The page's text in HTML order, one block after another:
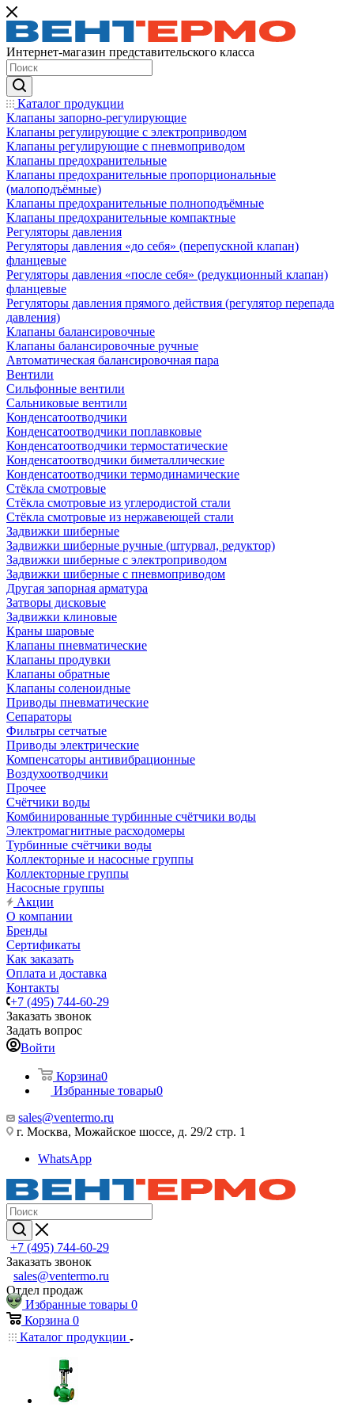
Интернет-магазин представительского класса
Каталог продукции
Клапаны запорно-регулирующие
Клапаны регулирующие с электроприводом
Клапаны регулирующие с пневмоприводом
Клапаны предохранительные
Клапаны предохранительные пропорциональные
(малоподъёмные)
Клапаны предохранительные полноподъёмные
Клапаны предохранительные компактные
Регуляторы давления
Регуляторы давления «до себя» (перепускной клапан)
фланцевые
Регуляторы давления «после себя» (редукционный клапан)
фланцевые
Регуляторы давления прямого действия (регулятор перепада
давления)
Клапаны балансировочные
Клапаны балансировочные ручные
Автоматическая балансировочная пара
Вентили
Сильфонные вентили
Сальниковые вентили
Конденсатоотводчики
Конденсатоотводчики поплавковые
Конденсатоотводчики термостатические
Конденсатоотводчики биметаллические
Конденсатоотводчики термодинамические
Стёкла смотровые
Стёкла смотровые из углеродистой стали
Стёкла смотровые из нержавеющей стали
Задвижки шиберные
Задвижки шиберные ручные (штурвал, редуктор)
Задвижки шиберные с электроприводом
Задвижки шиберные с пневмоприводом
Другая запорная арматура
Затворы дисковые
Задвижки клиновые
Краны шаровые
Клапаны пневматические
Клапаны продувки
Клапаны обратные
Клапаны соленоидные
Приводы пневматические
Сепараторы
Фильтры сетчатые
Приводы электрические
Компенсаторы антивибрационные
Воздухоотводчики
Прочее
Счётчики воды
Комбинированные турбинные счётчики воды
Электромагнитные расходомеры
Турбинные счётчики воды
Коллекторные и насосные группы
Коллекторные группы
Насосные группы
Акции
О компании
Бренды
Сертификаты
Как заказать
Оплата и доставка
Контакты
+7 (495) 744-60-29
Заказать звонок
Задать вопрос
Войти
Корзина0
Избранные товары0
sales@ventermo.ru
г. Москва, Можайское шоссе, д. 29/2 стр. 1
WhatsApp
+7 (495) 744-60-29
Заказать звонок
sales@ventermo.ru
Отдел продаж
Избранные товары 0
Корзина 0
Каталог продукции